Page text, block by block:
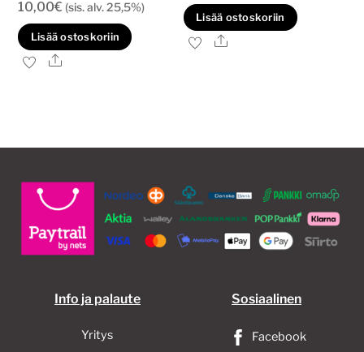
10,00€ (sis. alv. 25,5%)
Lisää ostoskoriin
Ale
Lisää ostoskoriin
Ale
Info ja palaute
Yritys
Sosiaalinen
Facebook